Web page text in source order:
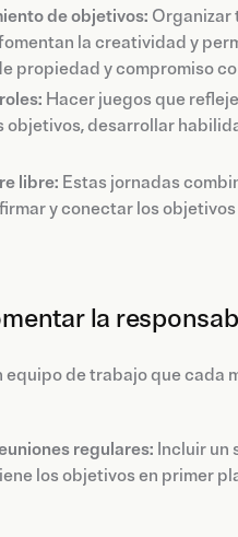
de objetivos: Organizar
la creatividad y
propiedad y compromiso
Hacer juegos que
objetivos, desarrollar
libre: Estas jornadas
y conectar los
la
equipo de trabajo que
regulares: Incluir un
los objetivos en primer